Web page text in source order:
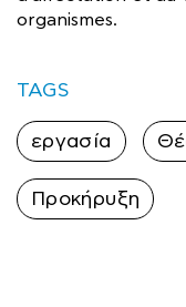
organismes.
TAGS
εργασία
Προκήρυξη